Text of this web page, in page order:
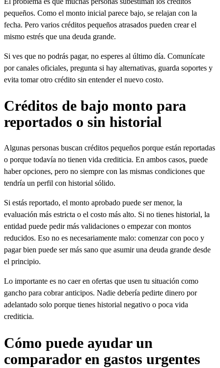
pequeños. Como el monto inicial parece bajo, se relajan con la
fecha. Pero varios créditos pequeños atrasados pueden crear el
mismo estrés que una deuda grande.
Si ves que no podrás pagar, no esperes al último día. Comunícate
por canales oficiales, pregunta si hay alternativas, guarda soportes y
evita tomar otro crédito sin entender el nuevo costo.
Créditos de bajo monto para
reportados o sin historial
Algunas personas buscan créditos pequeños porque están reportadas
o porque todavía no tienen vida crediticia. En ambos casos, puede
haber opciones, pero no siempre con las mismas condiciones que
tendría un perfil con historial sólido.
Si estás reportado, el monto aprobado puede ser menor, la
evaluación más estricta o el costo más alto. Si no tienes historial, la
entidad puede pedir más validaciones o empezar con montos
reducidos. Eso no es necesariamente malo: comenzar con poco y
pagar bien puede ser más sano que asumir una deuda grande desde
el principio.
Lo importante es no caer en ofertas que usen tu situación como
gancho para cobrar anticipos. Nadie debería pedirte dinero por
adelantado solo porque tienes historial negativo o poca vida
crediticia.
Cómo puede ayudar un
comparador en gastos urgentes